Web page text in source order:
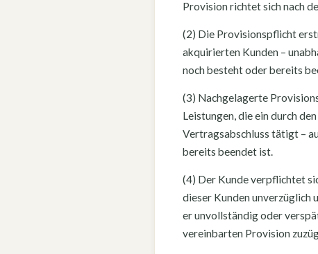
Provision richtet sich nach
(2) Die Provisionspflicht
akquirierten Kunden –
noch besteht oder bereits
(3) Nachgelagerte
Leistungen, die ein durch
Vertragsabschluss tätigt –
bereits beendet ist.
(4) Der Kunde verpflichtet
dieser Kunden unverzüglich
er unvollständig oder
vereinbarten Provision